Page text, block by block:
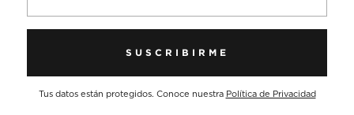
SUSCRIBIRME
Tus datos están protegidos. Conoce nuestra Política de Privacidad